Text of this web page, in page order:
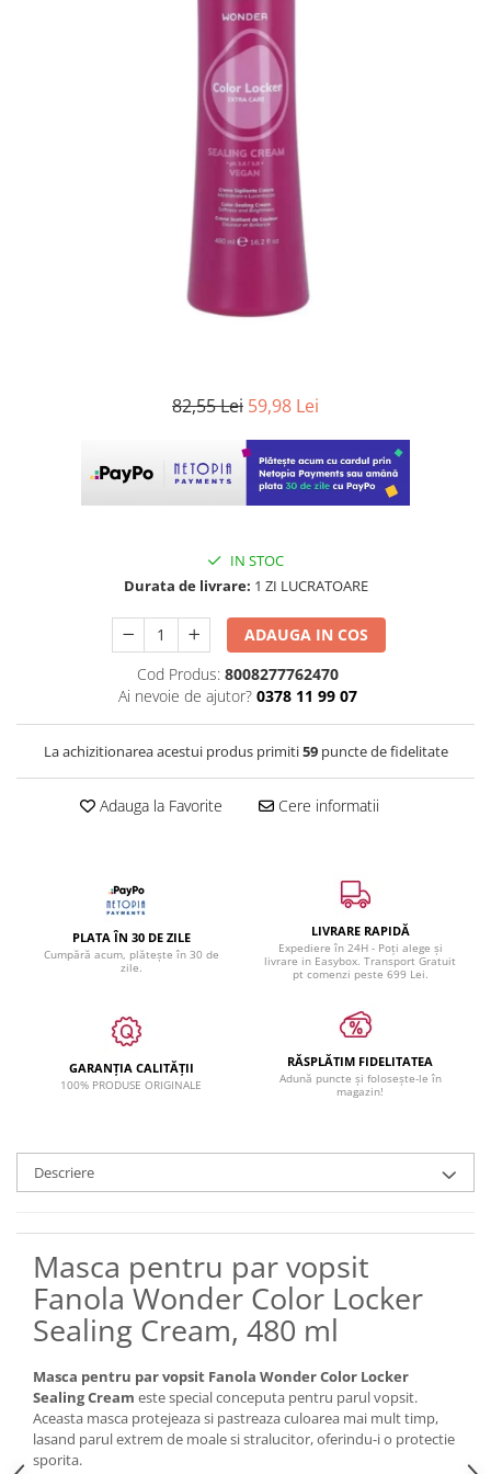
82,55 Lei 59,98 Lei
IN STOC
Durata de livrare: 1 ZI LUCRATOARE
ADAUGA IN COS
Cod Produs: 8008277762470
Ai nevoie de ajutor? 0378 11 99 07
La achizitionarea acestui produs primiti59puncte de fidelitate
Adauga la Favorite Cere informatii
PLATA ÎN 30 DE ZILE
Cumpără acum, plătește în 30 de
zile.
LIVRARE RAPIDĂ
Expediere în 24H - Poți alege și
livrare in Easybox. Transport Gratuit
pt comenzi peste 699 Lei.
GARANȚIA CALITĂȚII
100% PRODUSE ORIGINALE
RĂSPLĂTIM FIDELITATEA
Adună puncte și folosește-le în
magazin!
Descriere
Masca pentru par vopsit
Fanola Wonder Color Locker
Sealing Cream, 480 ml
Masca pentru par vopsit Fanola Wonder Color Locker
Sealing Cream este special conceputa pentru parul vopsit.
Aceasta masca protejeaza si pastreaza culoarea mai mult timp,
lasand parul extrem de moale si stralucitor, oferindu-i o protectie
sporita.